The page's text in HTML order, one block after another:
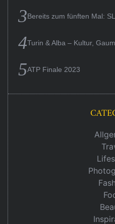
Bereits zum fünften Mal:
Turin & Alba – Kultur,
ATP Finale 2023